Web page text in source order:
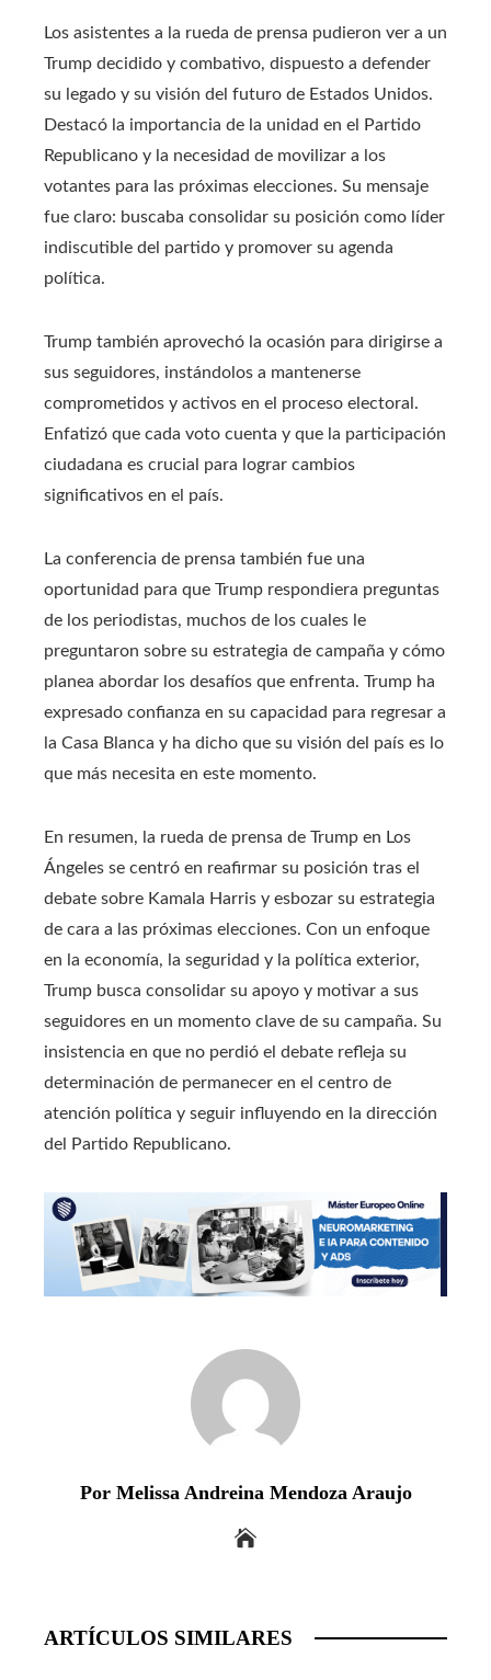
Los asistentes a la rueda de prensa pudieron ver a un
Trump decidido y combativo, dispuesto a defender
su legado y su visión del futuro de Estados Unidos.
Destacó la importancia de la unidad en el Partido
Republicano y la necesidad de movilizar a los
votantes para las próximas elecciones. Su mensaje
fue claro: buscaba consolidar su posición como líder
indiscutible del partido y promover su agenda
política.
Trump también aprovechó la ocasión para dirigirse a
sus seguidores, instándolos a mantenerse
comprometidos y activos en el proceso electoral.
Enfatizó que cada voto cuenta y que la participación
ciudadana es crucial para lograr cambios
significativos en el país.
La conferencia de prensa también fue una
oportunidad para que Trump respondiera preguntas
de los periodistas, muchos de los cuales le
preguntaron sobre su estrategia de campaña y cómo
planea abordar los desafíos que enfrenta. Trump ha
expresado confianza en su capacidad para regresar a
la Casa Blanca y ha dicho que su visión del país es lo
que más necesita en este momento.
En resumen, la rueda de prensa de Trump en Los
Ángeles se centró en reafirmar su posición tras el
debate sobre Kamala Harris y esbozar su estrategia
de cara a las próximas elecciones. Con un enfoque
en la economía, la seguridad y la política exterior,
Trump busca consolidar su apoyo y motivar a sus
seguidores en un momento clave de su campaña. Su
insistencia en que no perdió el debate refleja su
determinación de permanecer en el centro de
atención política y seguir influyendo en la dirección
del Partido Republicano.
Por Melissa Andreina Mendoza Araujo
ARTÍCULOS SIMILARES